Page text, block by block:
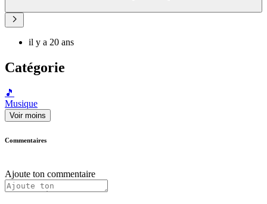
il y a 20 ans
Catégorie
🎵
Musique
Voir moins
Commentaires
Ajoute ton commentaire